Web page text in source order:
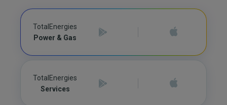
TotalEnergies
Power & Gas
TotalEnergies
Services